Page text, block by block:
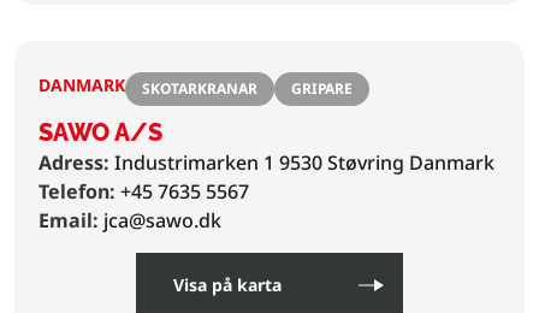
DANMARK SKOTARKRANAR GRIPARE
SAWO A/S
Adress: Industrimarken 1 9530 Støvring Danmark
Telefon: +45 7635 5567
Email: jca@sawo.dk
Visa på karta